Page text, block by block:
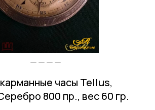
часы Tellus,
800 пр., вес 60 гр.